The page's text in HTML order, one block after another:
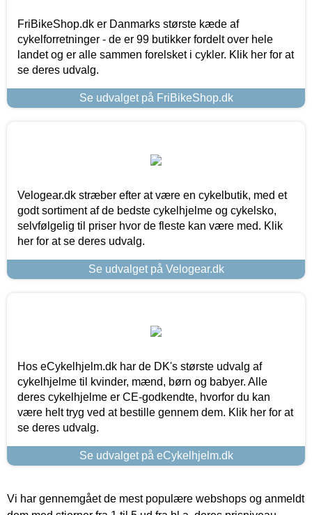
FriBikeShop.dk er Danmarks største kæde af
cykelforretninger - de er 99 butikker fordelt over hele
landet og er alle sammen forelsket i cykler. Klik her for at
se deres udvalg.
Se udvalget på FriBikeShop.dk
Velogear.dk stræber efter at være en cykelbutik, med et
godt sortiment af de bedste cykelhjelme og cykelsko,
selvfølgelig til priser hvor de fleste kan være med. Klik
her for at se deres udvalg.
Se udvalget på Velogear.dk
Hos eCykelhjelm.dk har de DK's største udvalg af
cykelhjelme til kvinder, mænd, børn og babyer. Alle
deres cykelhjelme er CE-godkendte, hvorfor du kan
være helt tryg ved at bestille gennem dem. Klik her for at
se deres udvalg.
Se udvalget på eCykelhjelm.dk
Vi har gennemgået de mest populære webshops og anmeldt